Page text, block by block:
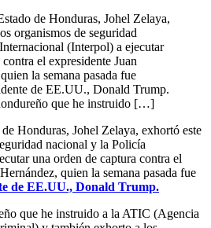
de Honduras, Johel Zelaya,
organismos de seguridad
(Interpol) a ejecutar
el expresidente Juan
la semana pasada fue
de EE.UU., Donald Trump.
que he instruido […]
Honduras, Johel Zelaya, exhortó este
nacional y la Policía
una orden de captura contra el
quien la semana pasada fue
de EE.UU., Donald Trump.
que he instruido a la ATIC (Agencia